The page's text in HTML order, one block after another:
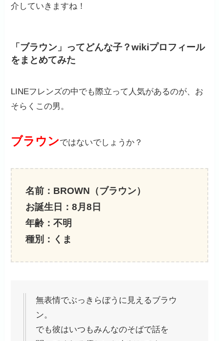
介していきますね！
「ブラウン」ってどんな子？wikiプロフィール
をまとめてみた
LINEフレンズの中でも際立って人気があるのが、お
そらくこの男。
ブラウンではないでしょうか？
名前：BROWN（ブラウン）
お誕生日：8月8日
年齢：不明
種別：くま
無表情でぶっきらぼうに見えるブラウ
ン。
でも彼はいつもみんなのそばで話を